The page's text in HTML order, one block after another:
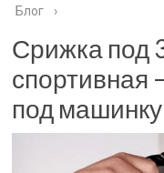
Блог ›
Срижка под
спортивная
под машинку